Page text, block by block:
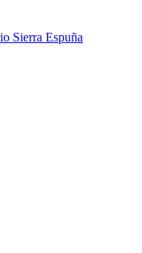
Sierra Espuña